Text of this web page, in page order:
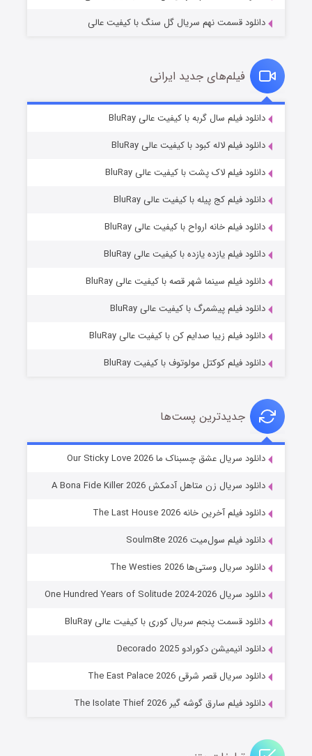
قسمت۶ (زیرنویس) منتشر شد
شوهر
عملیات آپارتمان
قسمت۲ (زیرنویس) منتشر شد
دانلود قسمت نهم سریال گل سنگ با کیفیت عالی
فیلم‌های جدید ایرانی
دانلود فیلم سال گربه با کیفیت عالی BluRay
دانلود فیلم لاله کبود با کیفیت عالی BluRay
دانلود فیلم لاک پشت با کیفیت عالی BluRay
دانلود فیلم کج‌ پیله با کیفیت عالی BluRay
دانلود فیلم خانه ارواح با کیفیت عالی BluRay
دانلود فیلم یازده یازده با کیفیت عالی BluRay
دانلود فیلم سینما شهر قصه با کیفیت عالی BluRay
دانلود فیلم پیشمرگ با کیفیت عالی BluRay
دانلود فیلم زیبا صدایم کن با کیفیت عالی BluRay
دانلود فیلم کوکتل مولوتوف با کیفیت BluRay
جدیدترین پست‌ها
دانلود سریال عشق چسبناک ما Our Sticky Love 2026
دانلود سریال زن متاهل آدمکش A Bona Fide Killer 2026
دانلود فیلم آخرین خانه The Last House 2026
دانلود فیلم سول‌میت Soulm8te 2026
دانلود سریال وستی‌ها The Westies 2026
دانلود سریال One Hundred Years of Solitude 2024-2026
دانلود قسمت پنجم سریال کوری با کیفیت عالی BluRay
دانلود انیمیشن دکورادو Decorado 2025
دانلود سریال قصر شرقی The East Palace 2026
دانلود فیلم سارق گوشه گیر The Isolate Thief 2026